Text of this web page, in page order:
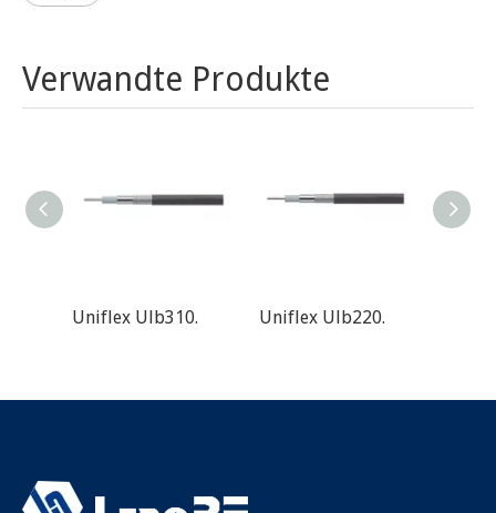
Verwandte Produkte
Uniflex Ulb310. Uniflex Ulb220.